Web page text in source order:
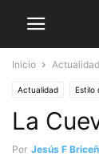
Inicio Actualidad
Actualidad Estilo
La
Por Jesús F